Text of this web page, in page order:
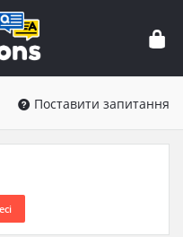
Поставити запитання